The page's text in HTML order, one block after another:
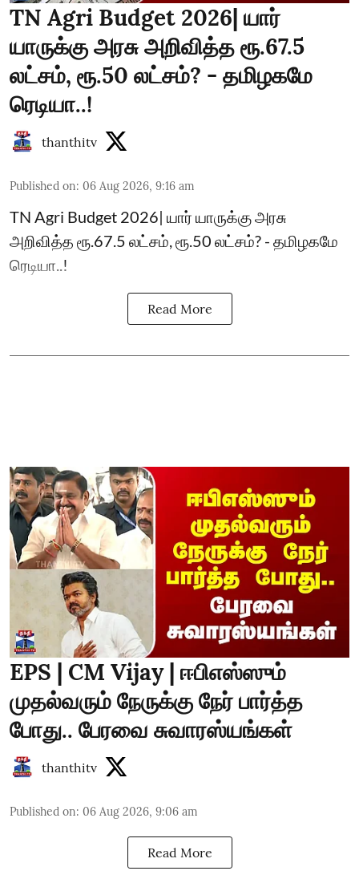
TN Agri Budget 2026| யார்
யாருக்கு அரசு அறிவித்த ரூ.67.5
லட்சம், ரூ.50 லட்சம்? - தமிழகமே
ரெடியா..!
thanthitv
Published on: 06 Aug 2026, 9:16 am
TN Agri Budget 2026| யார் யாருக்கு அரசு
அறிவித்த ரூ.67.5 லட்சம், ரூ.50 லட்சம்? - தமிழகமே
ரெடியா..!
Read More
EPS | CM Vijay | ஈபிஎஸ்ஸும்
முதல்வரும் நேருக்கு நேர் பார்த்த
போது.. பேரவை சுவாரஸ்யங்கள்
thanthitv
Published on: 06 Aug 2026, 9:06 am
Read More